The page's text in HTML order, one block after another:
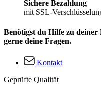
Sichere Bezahlung
mit SSL-
Benötigst du Hilfe zu
gerne deine Fragen.
Kontakt
Geprüfte Qualität